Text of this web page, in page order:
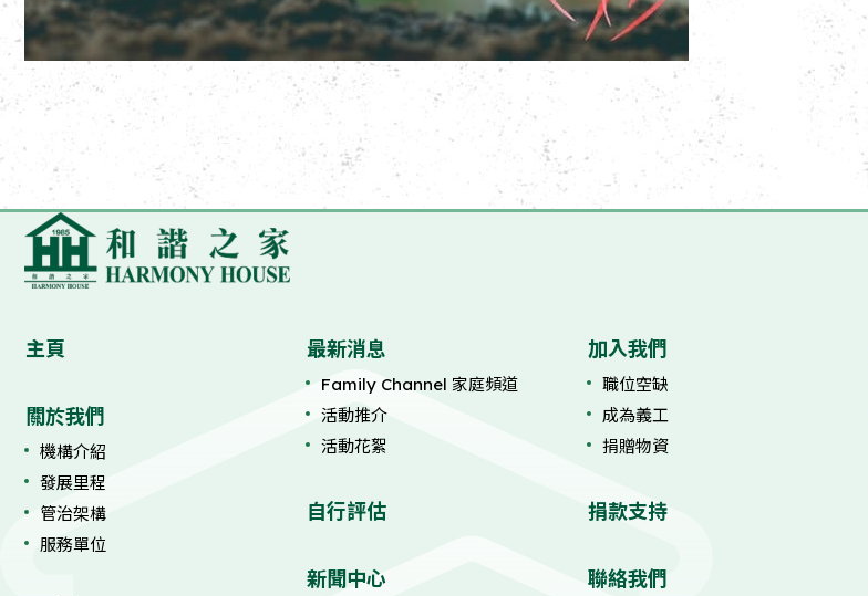
主頁
關於我們
機構介紹
發展里程
管治架構
服務單位
最新消息
Family Channel 家庭頻道
活動推介
活動花絮
自行評估
新聞中心
加入我們
職位空缺
成為義工
捐贈物資
捐款支持
聯絡我們